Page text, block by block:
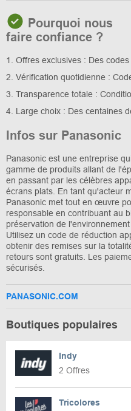
Pourquoi nous
faire confiance ?
1. Offres exclusives : Des
2. Vérification quotidienne :
3. Transparence totale :
4. Large choix : Des centaines
Infos sur Panasonic
Panasonic est une entreprise
gamme de produits allant de
en passant par les célèbres
écrans plats. En tant qu'acteur
Panasonic met tout en œuvre
responsable en contribuant au
préservation de
Utilisez un code de réduction
obtenir des remises sur la
retours sont gratuits. Les
sécurisés.
PANASONIC.COM
Boutiques populaires
Indy
2 Offres
Tricolores